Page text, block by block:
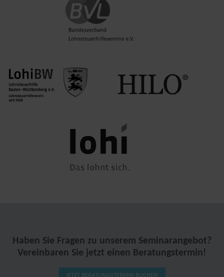
Haben Sie Fragen zu unserem Seminarangebot?
Vereinbaren Sie jetzt einen Beratungstermin!
JETZT BERATUNGSTERMIN BUCHEN